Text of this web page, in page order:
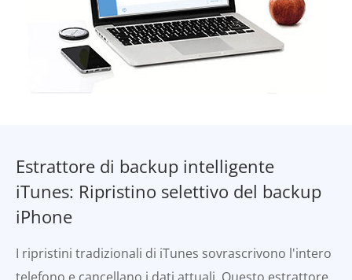
Estrattore di backup intelligente
iTunes: Ripristino selettivo del backup
iPhone
I ripristini tradizionali di iTunes sovrascrivono l'intero